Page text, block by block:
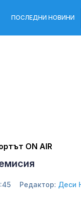
ПОСЛЕДНИ НОВИНИ
ON AIR
Редактор: Деси